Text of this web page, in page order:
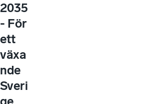
2035
- För
ett
växa
nde
Sveri